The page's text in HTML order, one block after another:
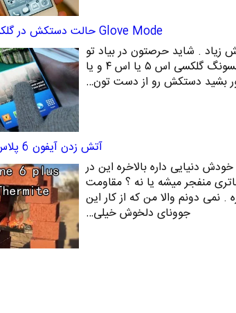
Glove Mode حالت دستکش در گلکسی نوت 4
زیاد . شاید حرصتون در بیاد تو
زمستون و هوای سرد برای استفاده از گوشی سامسونگ گلکسی اس ۵ یا اس ۴ و یا
آتش زدن آیفون 6 پلاس با ترمیت
دنیایی داره بالاخره این در
منفجر میشه یا نه ؟ مقاومت
نمی دونم والا من که از کار این
جوونای دلخوش خیلی…